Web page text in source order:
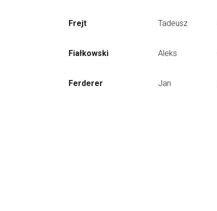
Frejt Tadeusz
Fiałkowski Aleks
Ferderer Jan